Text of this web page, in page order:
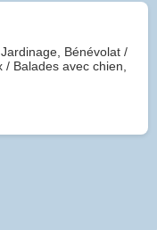
Bénévolat /
/ Balades avec chien,